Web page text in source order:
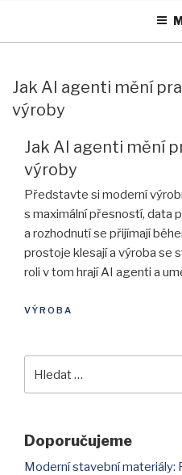
obsahu
Jak AI agenti mění
výroby
Jak AI agenti mění
výroby
Představte si moderní
s maximální přesností, data
a rozhodnutí se přijímají
prostoje klesají a výroba se
roli v tom hrají AI agenti a
VÝROBA
Doporučujeme
Moderní stavební